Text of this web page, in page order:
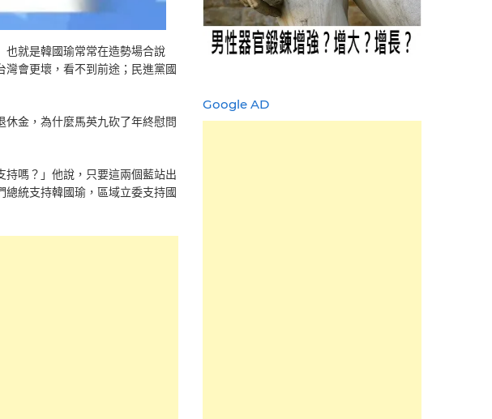
也就是韓國瑜常常在造勢場合說
會更壞，看不到前途；民進黨國
金，為什麼馬英九砍了年終慰問
嗎？」他說，只要這兩個藍站出
統支持韓國瑜，區域立委支持國
Google AD